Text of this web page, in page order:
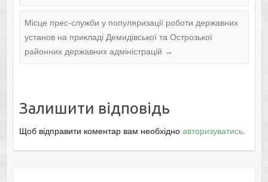
Місце прес-служби у популяризації роботи державних
установ на прикладі Демидівської та Острозької
районних державних адміністрацій →
Залишити відповідь
Щоб відправити коментар вам необхідно авторизуватись.